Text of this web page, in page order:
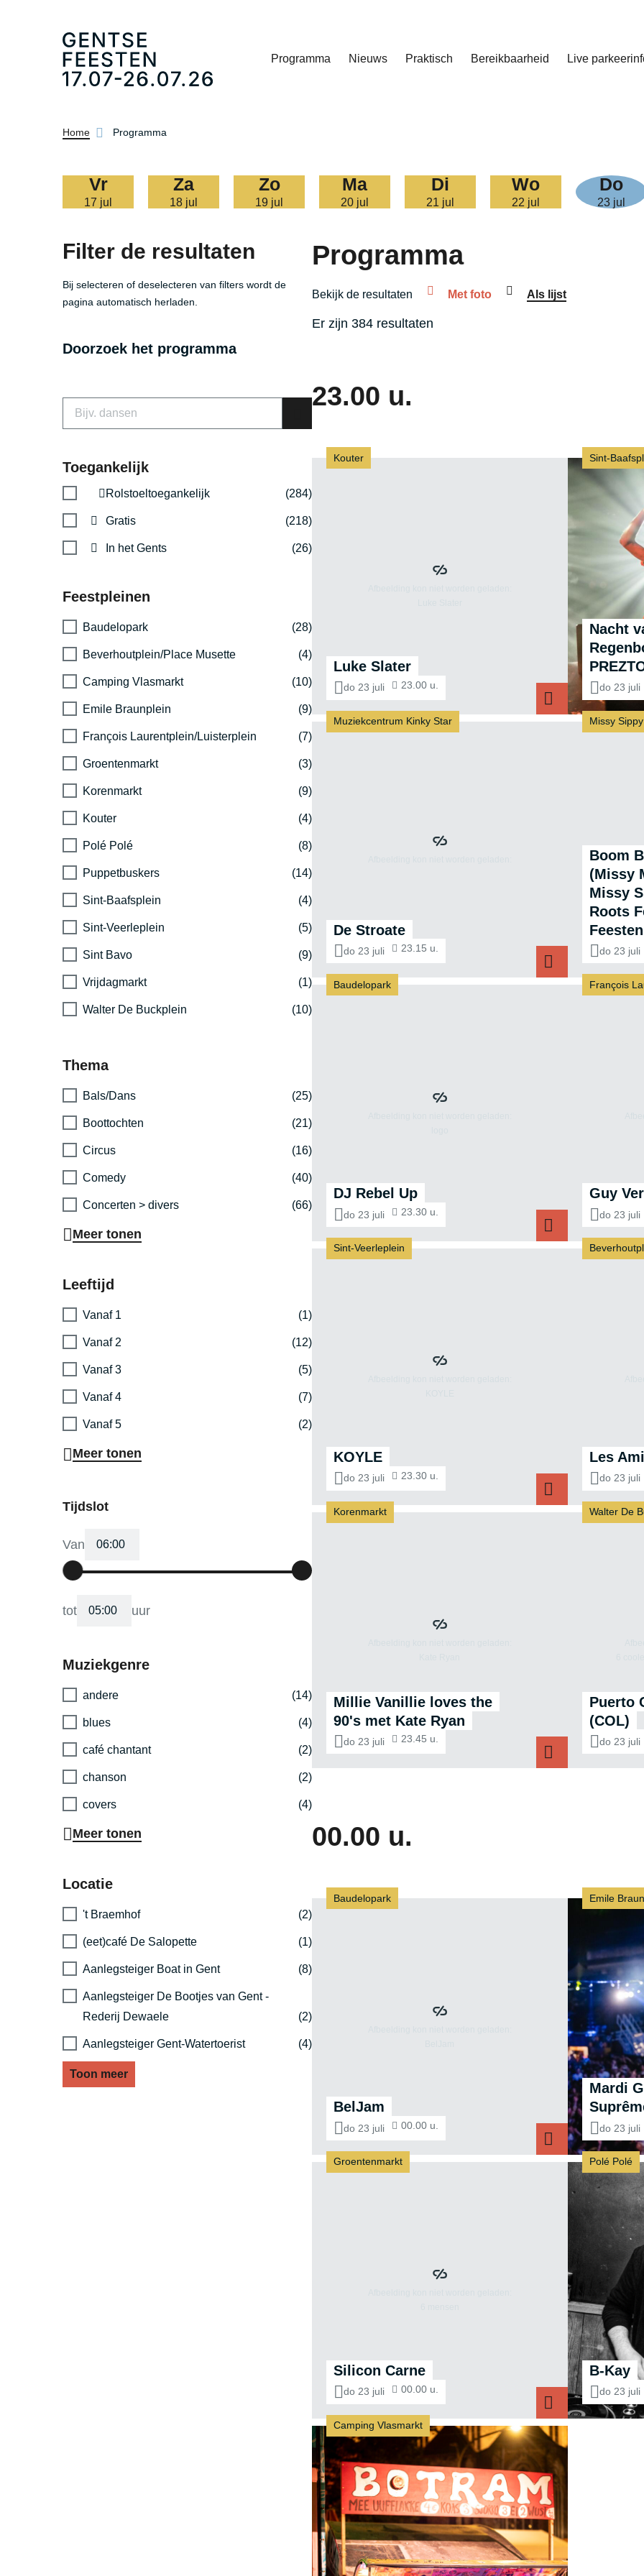
Programma Nieuws Praktisch Bereikbaarheid Live
Kruimelpad
Home Programma
vr
17 jul
za
18 jul
zo
19 jul
ma
20 jul
di
21 jul
wo
22 jul
do
23 jul
Filter de resultaten
Bij selecteren of deselecteren van filters wordt de
pagina automatisch herladen.
Doorzoek het programma
Toegankelijk
Rolstoeltoegankelijk (284)
Gratis (218)
In het Gents (26)
Feestpleinen
Baudelopark (28)
Beverhoutplein/Place Musette (4)
Camping Vlasmarkt (10)
Emile Braunplein (9)
François Laurentplein/Luisterplein (7)
Groentenmarkt (3)
Korenmarkt (9)
Kouter (4)
Polé Polé (8)
Puppetbuskers (14)
Sint-Baafsplein (4)
Sint-Veerleplein (5)
Sint Bavo (9)
Vrijdagmarkt (1)
Walter De Buckplein (10)
Thema
Bals/Dans (25)
Boottochten (21)
Circus (16)
Comedy (40)
Concerten > divers (66)
Meer tonen
Leeftijd
Vanaf 1 (1)
Vanaf 2 (12)
Vanaf 3 (5)
Vanaf 4 (7)
Vanaf 5 (2)
Meer tonen
Tijdslot
Van
tot uur
Muziekgenre
andere (14)
blues (4)
café chantant (2)
chanson (2)
covers (4)
Meer tonen
Locatie
't Braemhof (2)
(eet)café De Salopette (1)
Aanlegsteiger Boat in Gent (8)
Aanlegsteiger De Bootjes van Gent -
Rederij Dewaele
(2)
Aanlegsteiger Gent-Watertoerist (4)
Toon meer
Programma
Bekijk de resultaten Met foto Als lijst
Er zijn 384 resultaten
23.00 u.
Luke Slater
do 23 juli 23.00 u.
Kouter
Luke Slater
Nacht
do 23 juli
Sint-
De Stroate
do 23 juli 23.15 u.
Muziekcentrum Kinky Star
De Stroate
Boom
(Missy
Missy
Roots
do 23 juli
Missy
DJ Rebel Up
do 23 juli 23.30 u.
Baudelopark
DJ Rebel Up
Guy
do 23 juli
François
KOYLE
do 23 juli 23.30 u.
Sint-Veerleplein
KOYLE
Les
do 23 juli
Millie Vanillie loves the
90's met Kate Ryan
do 23 juli 23.45 u.
Korenmarkt
Puerto
(COL)
do 23 juli
Walter De
00.00 u.
BelJam
do 23 juli 00.00 u.
Baudelopark
BelJam
Mardi
do 23 juli
Emile
Silicon Carne
do 23 juli 00.00 u.
Groentenmarkt
Silicon Carne
B-Kay
do 23 juli
Polé Polé
Camping Vlasmarkt